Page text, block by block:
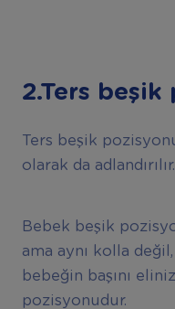
2.Ters beşik
Ters beşik
olarak da adlandırılır.
Bebek beşik
ama aynı kolla
bebeğin başını
pozisyonudur.